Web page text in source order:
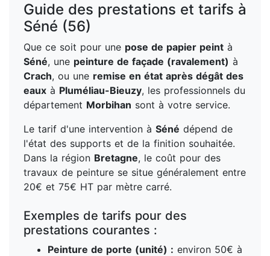
Guide des prestations et tarifs à
Séné (56)
Que ce soit pour une pose de papier peint à
Séné, une peinture de façade (ravalement) à
Crach, ou une remise en état après dégât des
eaux à Pluméliau-Bieuzy, les professionnels du
département Morbihan sont à votre service.
Le tarif d'une intervention à Séné dépend de
l'état des supports et de la finition souhaitée.
Dans la région Bretagne, le coût pour des
travaux de peinture se situe généralement entre
20€ et 75€ HT par mètre carré.
Exemples de tarifs pour des
prestations courantes :
Peinture de porte (unité) : environ 50€ à